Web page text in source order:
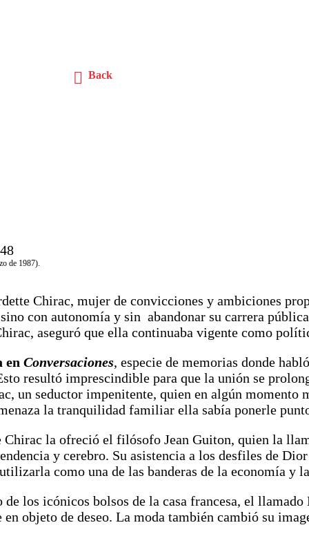
Back
de 1987).
Chirac, mujer de convicciones y ambiciones
con autonomía y sin abandonar su carrera
aseguró que ella continuaba vigente como
en Conversaciones, especie de memorias donde
resultó imprescindible para que la unión se
un seductor impenitente, quien en algún momento
la tranquilidad familiar ella sabía ponerle
Chirac la ofreció el filósofo Jean Guiton, quien la
y cerebro. Su asistencia a los desfiles de
como una de las banderas de la economía y
los icónicos bolsos de la casa francesa, el
objeto de deseo. La moda también cambió su